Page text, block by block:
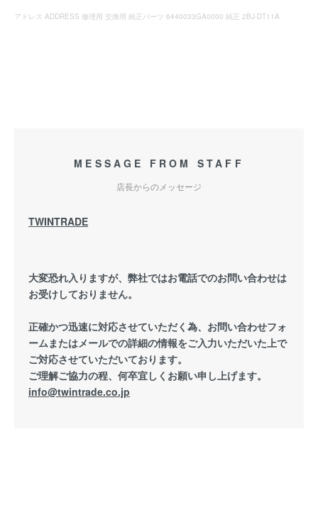
アドレス ADDRESS 修理用 交換用 純正パーツ 6440033GA0000 純正 2BJ-DT11A
MESSAGE FROM STAFF
店長からのメッセージ
TWINTRADE
大変恐れ入りますが、弊社ではお電話でのお問い合わせは
お受けしておりません。
正確かつ迅速に対応させていただく為、お問い合わせフォ
ームまたはメールでの詳細の情報をご入力いただいた上で
ご対応させていただいております。
ご理解ご協力の程、何卒宜しくお願い申し上げます。
info@twintrade.co.jp